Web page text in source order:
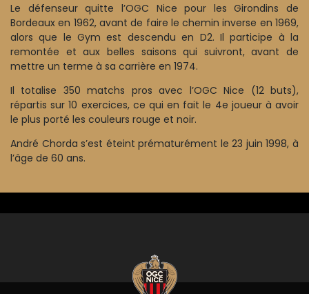
Le défenseur quitte l’OGC Nice pour les Girondins de
Bordeaux en 1962, avant de faire le chemin inverse en 1969,
alors que le Gym est descendu en D2. Il participe à la
remontée et aux belles saisons qui suivront, avant de
mettre un terme à sa carrière en 1974.
Il totalise 350 matchs pros avec l’OGC Nice (12 buts),
répartis sur 10 exercices, ce qui en fait le 4e joueur à avoir
le plus porté les couleurs rouge et noir.
André Chorda s’est éteint prématurément le 23 juin 1998, à
l’âge de 60 ans.